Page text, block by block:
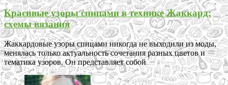
Красивые узоры спицами в технике Жаккард:
схемы вязания
Жаккардовые узоры спицами никогда не выходили из моды,
менялась только актуальность сочетания разных цветов и
тематика узоров. Он представляет собой